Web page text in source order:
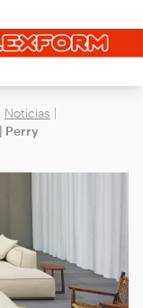
Noticias |
Perry